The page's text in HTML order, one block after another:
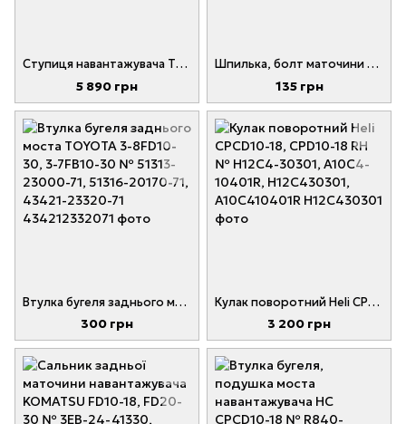
Ступиця навантажувача TOYOTA 3-8FD/FG15-18, 4-8FB15-18 № 43811-10481-71, 438111048171
5 890 грн
Шпилька, болт маточини навантажувача Toyota 3-8FD/FG15-18 № 90114-12012-71, 90179-12004-71, 901141201271
135 грн
Втулка бугеля заднього моста TOYOTA 3-8FD10-30, 3-7FB10-30 № 51313-23000-71, 51316-20170-71, 43421-23320-71
300 грн
Кулак поворотний Heli CPCD10-18, CPD10-18 RH № H12C4-30301, A10C4-10401R, H12C430301, A10C410401R
3 200 грн